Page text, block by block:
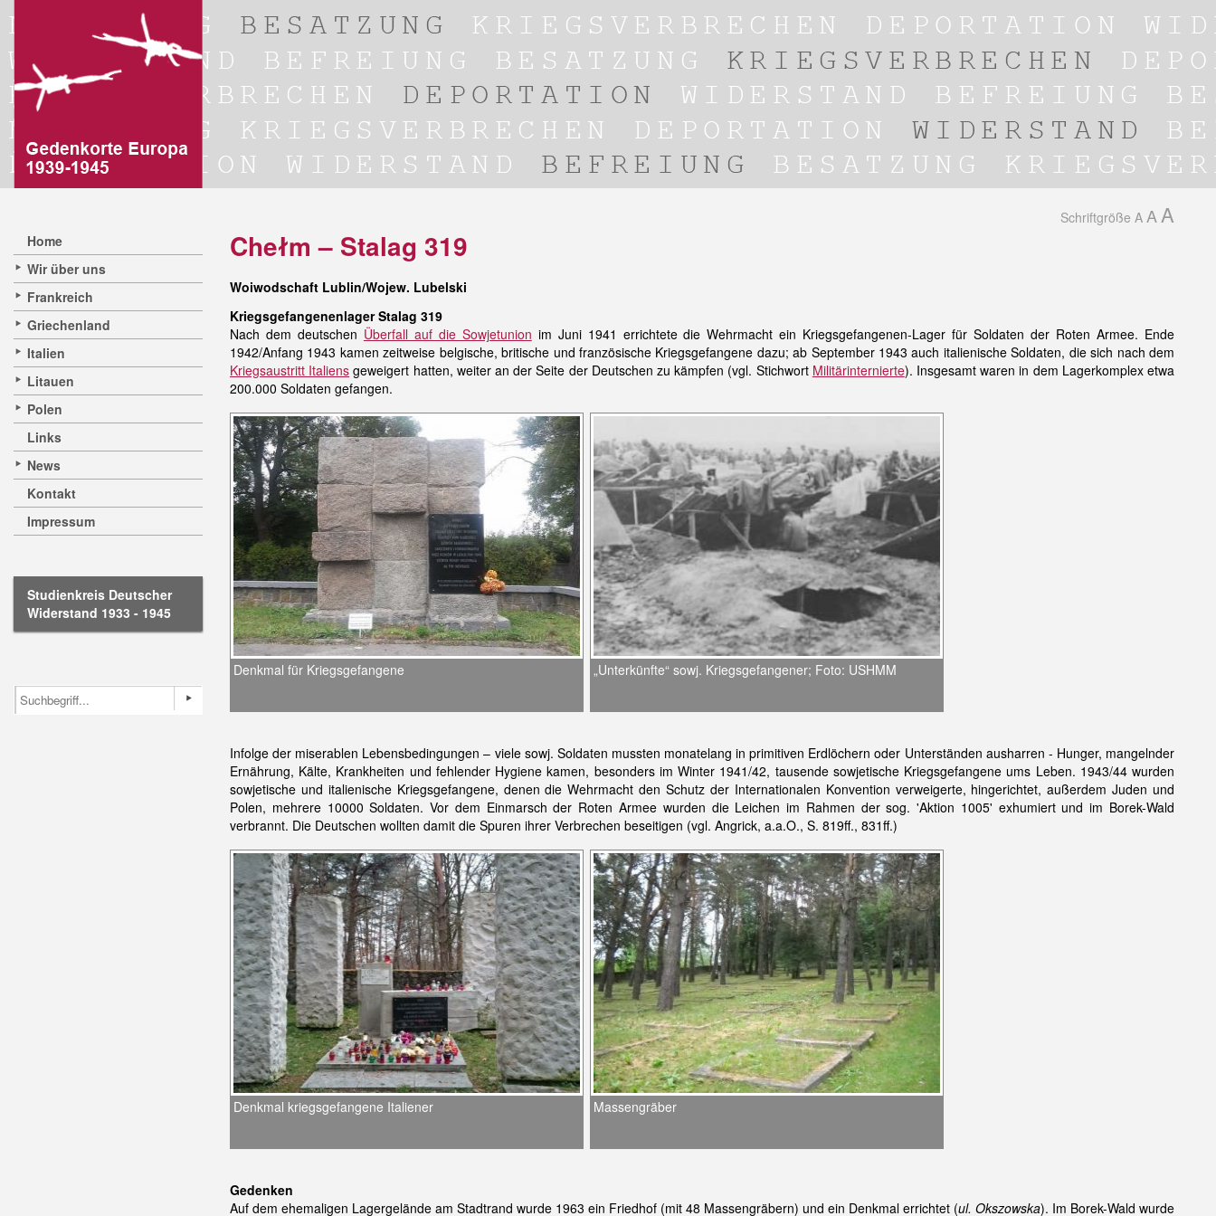
Home
Wir über uns
Frankreich
Griechenland
Italien
Litauen
Polen
Links
News
Kontakt
Impressum
Studienkreis Deutscher
Widerstand 1933 - 1945
Schriftgröße A A A
Chełm – Stalag 319
Woiwodschaft Lublin/Wojew. Lubelski
Kriegsgefangenenlager Stalag 319
Nach dem deutschen Überfall auf die Sowjetunion im Juni 1941 errichtete die Wehrmacht ein Kriegsgefangenen-Lager für Soldaten der Roten Armee. Ende
1942/Anfang 1943 kamen zeitweise belgische, britische und französische Kriegsgefangene dazu; ab September 1943 auch italienische Soldaten, die sich nach dem
Kriegsaustritt Italiens geweigert hatten, weiter an der Seite der Deutschen zu kämpfen (vgl. Stichwort Militärinternierte). Insgesamt waren in dem Lagerkomplex etwa
200.000 Soldaten gefangen.
Denkmal für Kriegsgefangene „Unterkünfte“ sowj. Kriegsgefangener; Foto: USHMM
Infolge der miserablen Lebensbedingungen – viele sowj. Soldaten mussten monatelang in primitiven Erdlöchern oder Unterständen ausharren - Hunger, mangelnder
Ernährung, Kälte, Krankheiten und fehlender Hygiene kamen, besonders im Winter 1941/42, tausende sowjetische Kriegsgefangene ums Leben. 1943/44 wurden
sowjetische und italienische Kriegsgefangene, denen die Wehrmacht den Schutz der Internationalen Konvention verweigerte, hingerichtet, außerdem Juden und
Polen, mehrere 10000 Soldaten. Vor dem Einmarsch der Roten Armee wurden die Leichen im Rahmen der sog. 'Aktion 1005' exhumiert und im Borek-Wald
verbrannt. Die Deutschen wollten damit die Spuren ihrer Verbrechen beseitigen (vgl. Angrick, a.a.O., S. 819ff., 831ff.)
Denkmal kriegsgefangene Italiener Massengräber
Gedenken
Auf dem ehemaligen Lagergelände am Stadtrand wurde 1963 ein Friedhof (mit 48 Massengräbern) und ein Denkmal errichtet (ul. Okszowska). Im Borek-Wald wurde